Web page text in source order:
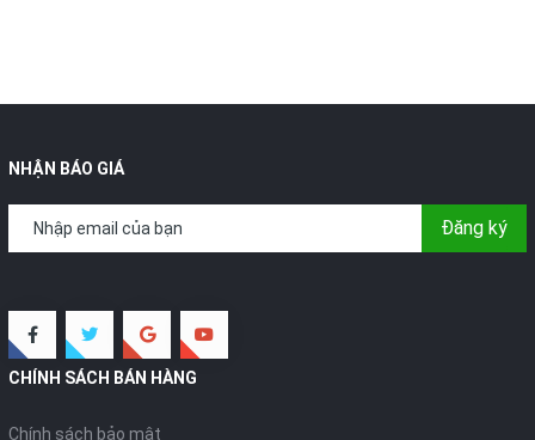
NHẬN BÁO GIÁ
Đăng ký
CHÍNH SÁCH BÁN HÀNG
Chính sách bảo mật